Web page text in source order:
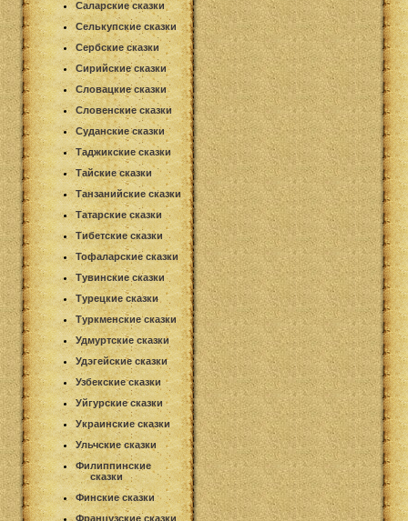
Саларские сказки
Селькупские сказки
Сербские сказки
Сирийские сказки
Словацкие сказки
Словенские сказки
Суданские сказки
Таджикские сказки
Тайские сказки
Танзанийские сказки
Татарские сказки
Тибетские сказки
Тофаларские сказки
Тувинские сказки
Турецкие сказки
Туркменские сказки
Удмуртские сказки
Удэгейские сказки
Узбекские сказки
Уйгурские сказки
Украинские сказки
Ульчские сказки
Филиппинские
сказки
Финские сказки
Французские сказки